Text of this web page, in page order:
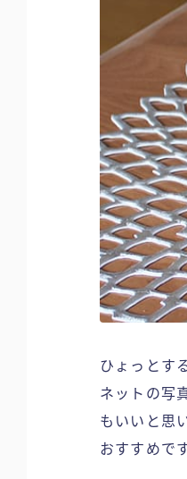
ひょっとす
ネットの写
もいいと思
おすすめです